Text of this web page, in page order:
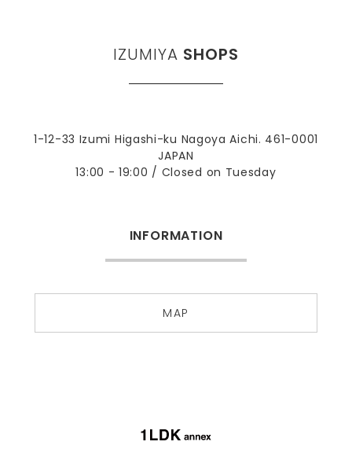
IZUMIYA SHOPS
1-12-33 Izumi Higashi-ku Nagoya Aichi. 461-0001
JAPAN
13:00 - 19:00 / Closed on Tuesday
INFORMATION
MAP